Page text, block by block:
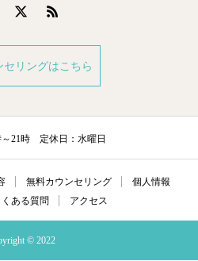
セリングはこちら
～21時 定休日：水曜日
無料カウンセリング
個人情報
くある質問 アクセス
© 2022